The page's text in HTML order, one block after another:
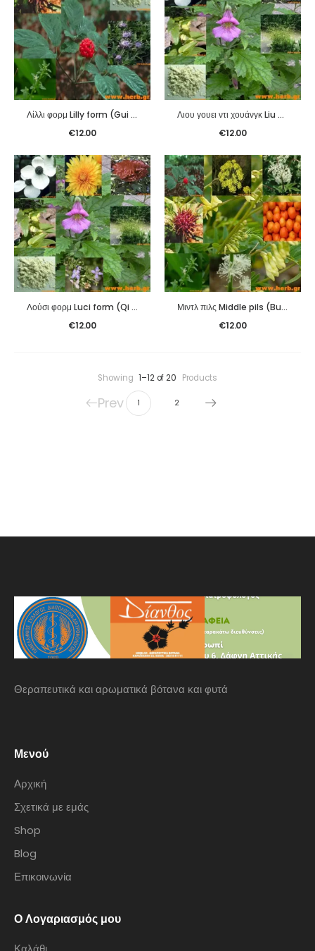
Λίλλι φορμ Lilly form (Gui Pi Pian)
€12.00
Λιου γουει ντι χουάνγκ Liu Wei Di Huang
€12.00
Λούσι φορμ Luci form (Qi Ju Di Huang Pian)
€12.00
Μιντλ πιλς Middle pils (Bu Zhong Yi Qi Wan)
€12.00
Showing 1–12 of 20 Products
Prev 1 2
Θεραπευτικά και αρωματικά βότανα και φυτά
Μενού
Αρχική
Σχετικά με εμάς
Shop
Blog
Επικοινωνία
Ο Λογαριασμός μου